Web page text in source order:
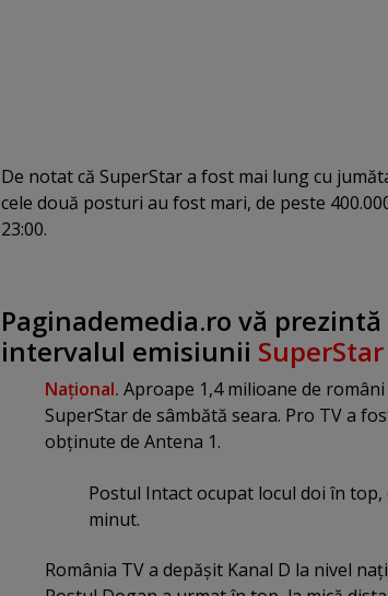
De notat că SuperStar a fost mai lung cu
cele două posturi au fost mari, de peste
23:00.
Paginademedia.ro vă
intervalul emisiunii SuperStar
Naţional. Aproape 1,4 milioane de
SuperStar de sâmbătă seara. Pro TV a
obţinute de Antena 1.
Postul Intact ocupat locul doi în
minut.
România TV a depăşit Kanal D la nivel